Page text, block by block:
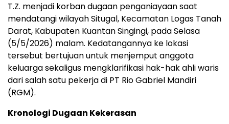
T.Z. menjadi korban dugaan penganiayaan saat
mendatangi wilayah Situgal, Kecamatan Logas Tanah
Darat, Kabupaten Kuantan Singingi, pada Selasa
(5/5/2026) malam. Kedatangannya ke lokasi
tersebut bertujuan untuk menjemput anggota
keluarga sekaligus mengklarifikasi hak-hak ahli waris
dari salah satu pekerja di PT Rio Gabriel Mandiri
(RGM).
Kronologi Dugaan Kekerasan